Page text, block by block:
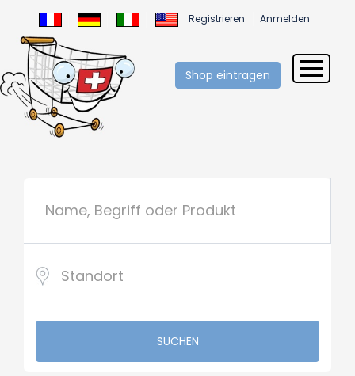
Registrieren Anmelden
Shop eintragen
SUCHEN